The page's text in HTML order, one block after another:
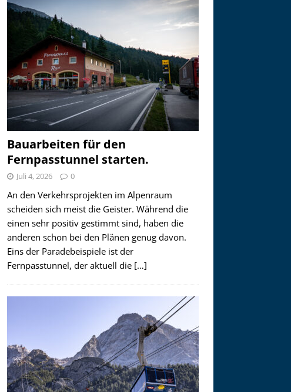
Bauarbeiten für den
Fernpasstunnel starten.
Juli 4, 2026 0
An den Verkehrsprojekten im Alpenraum
scheiden sich meist die Geister. Während die
einen sehr positiv gestimmt sind, haben die
anderen schon bei den Plänen genug davon.
Eins der Paradebeispiele ist der
Fernpasstunnel, der aktuell die […]